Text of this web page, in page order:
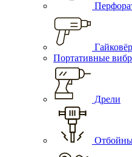
Портативные
Дрели